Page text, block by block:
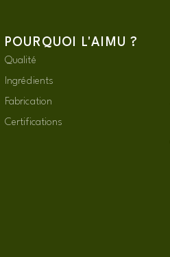
POURQUOI L'AIMU ?
Qualité
Ingrédients
Fabrication
Certifications